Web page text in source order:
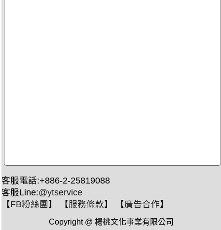
客服電話:+886-2-25819088
客服Line:@ytservice
【FB粉絲團 】 【服務條款】 【廣告合作】
Copyright @ 楊桃文化事業有限公司